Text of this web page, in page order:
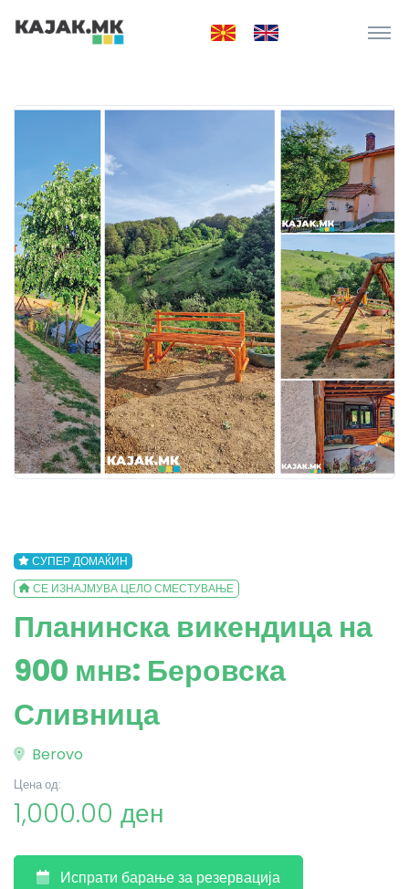
СУПЕР ДОМАЌИН
СЕ ИЗНАЈМУВА ЦЕЛО СМЕСТУВАЊЕ
Планинска викендица на
900 мнв: Беровска
Сливница
Berovo
Цена од:
1,000.00 ден
Испрати барање за резервација